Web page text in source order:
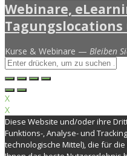
Kurse & Webinare — Bleiben
X
X
Diese Website und/oder ihre
Funktions-, Analyse- und
technologische Mittel), die für